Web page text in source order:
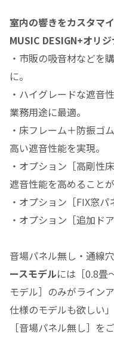
室内の響きをカスタマ
MUSIC DESIGN+オリジ
・市販の吸音材などを
に。
・ハイグレードな遮音
業務用途に最適。
・床フレーム＋防振ゴ
高い遮音性能を実現。
・オプション［高剛性
遮音性能を高めることが
・オプション［FIX窓パ
・オプション［追加ド
音場パネル無し・通線
ースモデルには［0.8畳
モデル］のみがライン
仕様のモデルも欲しい
［音場パネル無し］を